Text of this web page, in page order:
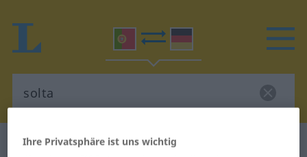
Portugiesisch-Deutsch Wörterbuch
Ihre Privatsphäre ist uns wichtig